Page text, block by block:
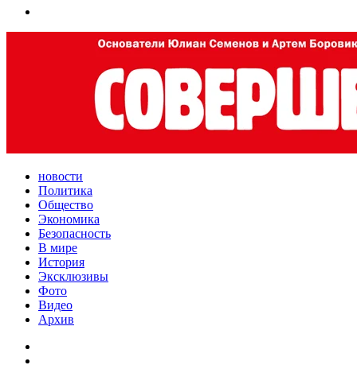
новости
Политика
Общество
Экономика
Безопасность
В мире
История
Эксклюзивы
Фото
Видео
Архив